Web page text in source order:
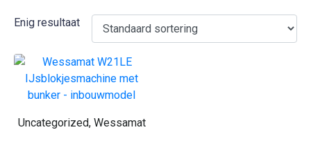
Enig resultaat
Uncategorized, Wessamat